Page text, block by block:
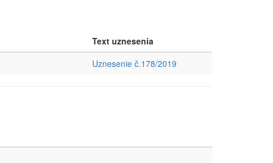
Text uznesenia
Uznesenie č.178/2019